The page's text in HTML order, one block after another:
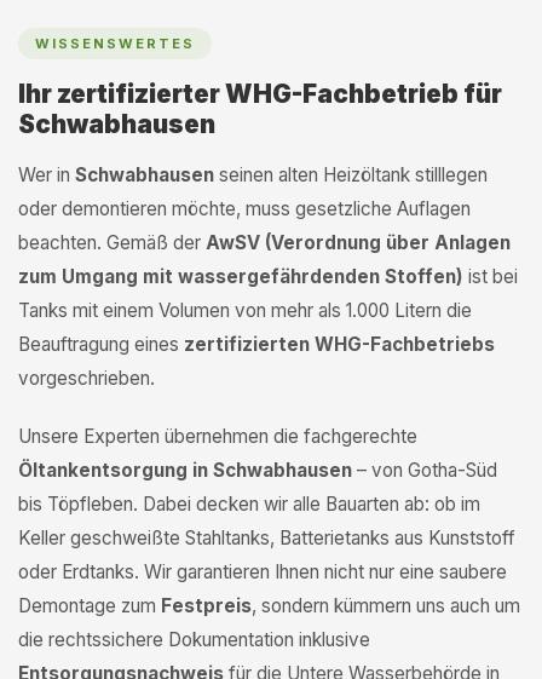
WISSENSWERTES
Ihr zertifizierter WHG-Fachbetrieb für
Schwabhausen
Wer in Schwabhausen seinen alten Heizöltank stilllegen
oder demontieren möchte, muss gesetzliche Auflagen
beachten. Gemäß der AwSV (Verordnung über Anlagen
zum Umgang mit wassergefährdenden Stoffen) ist bei
Tanks mit einem Volumen von mehr als 1.000 Litern die
Beauftragung eines zertifizierten WHG-Fachbetriebs
vorgeschrieben.
Unsere Experten übernehmen die fachgerechte
Öltankentsorgung in Schwabhausen – von Gotha-Süd
bis Töpfleben. Dabei decken wir alle Bauarten ab: ob im
Keller geschweißte Stahltanks, Batterietanks aus Kunststoff
oder Erdtanks. Wir garantieren Ihnen nicht nur eine saubere
Demontage zum Festpreis, sondern kümmern uns auch um
die rechtssichere Dokumentation inklusive
Entsorgungsnachweis für die Untere Wasserbehörde in